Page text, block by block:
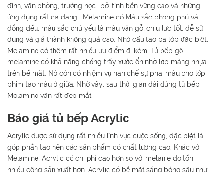
đình, văn phòng, trường học….bởi tính bền vững cao và những
ứng dụng rất đa dạng. Melamine có Màu sắc phong phú và
đồng đều, màu sắc chủ yếu là màu vân gỗ, chịu lực tốt, dễ sử
dụng và giá thành không quá cao. Nhờ cấu tạo ba lớp đặc biệt,
Melamine có thêm rất nhiều ưu điểm đi kèm. Tủ bếp gỗ
melamine có khả năng chống trầy xước ổn nhờ lớp màng nhựa
trên bề mặt. Nó còn có nhiệm vụ hạn chế sự phai màu cho lớp
phim tạo màu ở giữa. Nhờ vậy, sau thời gian dài dùng tủ bếp
Melamine vẫn rất đẹp mắt.
Báo giá tủ bếp Acrylic
Acrylic được sử dụng rất nhiều lĩnh vực cuộc sống, đặc biệt là
góp phần tạo nên các sản phẩm có chất lượng cao. Khác với
Melamine, Acrylic có chi phí cao hơn so với melanie do tốn
nhiều công sản xuất hơn. Acrylic có bề mặt sáng bóng sâu như